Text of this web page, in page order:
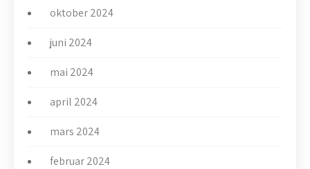
oktober 2024
juni 2024
mai 2024
april 2024
mars 2024
februar 2024